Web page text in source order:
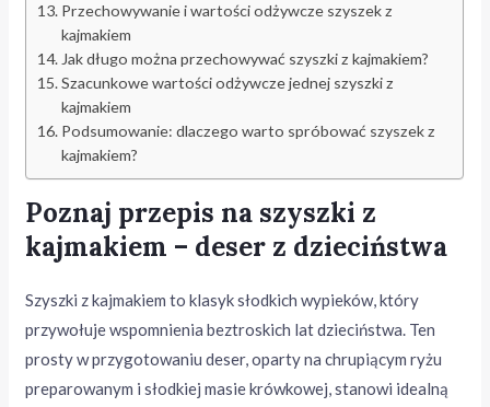
Przechowywanie i wartości odżywcze szyszek z
kajmakiem
Jak długo można przechowywać szyszki z kajmakiem?
Szacunkowe wartości odżywcze jednej szyszki z
kajmakiem
Podsumowanie: dlaczego warto spróbować szyszek z
kajmakiem?
Poznaj przepis na szyszki z
kajmakiem – deser z dzieciństwa
Szyszki z kajmakiem to klasyk słodkich wypieków, który
przywołuje wspomnienia beztroskich lat dzieciństwa. Ten
prosty w przygotowaniu deser, oparty na chrupiącym ryżu
preparowanym i słodkiej masie krówkowej, stanowi idealną